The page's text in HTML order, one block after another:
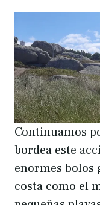
Continuamos
bordea este
enormes
costa como el